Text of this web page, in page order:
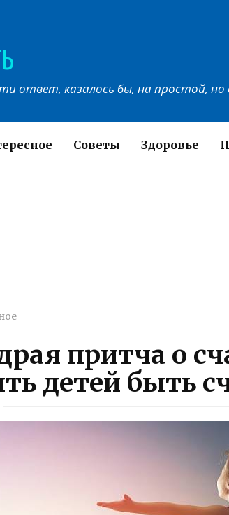
ответ, казалось бы, на простой, но
Советы Здоровье
притча о
детей быть